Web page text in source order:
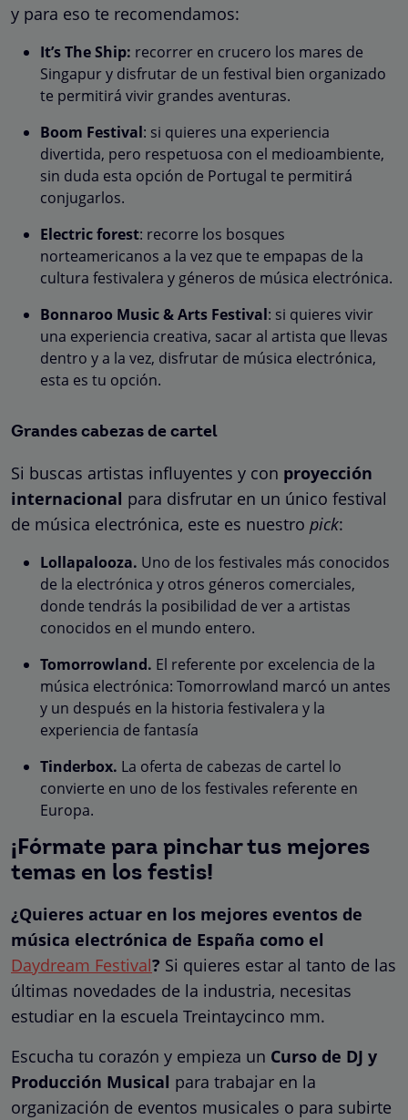
y para eso te recomendamos:
It’s The Ship: recorrer en crucero los mares de
Singapur y disfrutar de un festival bien organizado
te permitirá vivir grandes aventuras.
Boom Festival: si quieres una experiencia
divertida, pero respetuosa con el medioambiente,
sin duda esta opción de Portugal te permitirá
conjugarlos.
Electric forest: recorre los bosques
norteamericanos a la vez que te empapas de la
cultura festivalera y géneros de música electrónica.
Bonnaroo Music & Arts Festival: si quieres vivir
una experiencia creativa, sacar al artista que llevas
dentro y a la vez, disfrutar de música electrónica,
esta es tu opción.
Grandes cabezas de cartel
Si buscas artistas influyentes y con proyección
internacional para disfrutar en un único festival
de música electrónica, este es nuestro pick:
Lollapalooza. Uno de los festivales más conocidos
de la electrónica y otros géneros comerciales,
donde tendrás la posibilidad de ver a artistas
conocidos en el mundo entero.
Tomorrowland. El referente por excelencia de la
música electrónica: Tomorrowland marcó un antes
y un después en la historia festivalera y la
experiencia de fantasía
Tinderbox. La oferta de cabezas de cartel lo
convierte en uno de los festivales referente en
Europa.
¡Fórmate para pinchar tus mejores
temas en los festis!
¿Quieres actuar en los mejores eventos de
música electrónica de España como el
Daydream Festival? Si quieres estar al tanto de las
últimas novedades de la industria, necesitas
estudiar en la escuela Treintaycinco mm.
Escucha tu corazón y empieza un Curso de DJ y
Producción Musical para trabajar en la
organización de eventos musicales o para subirte